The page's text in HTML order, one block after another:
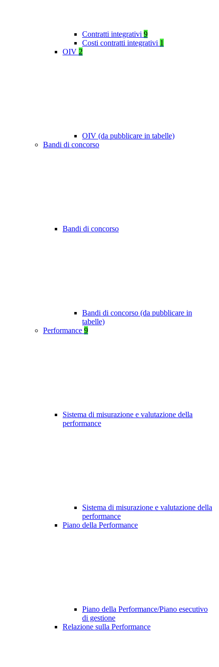
Contratti integrativi 9
Costi contratti integrativi 1
OIV 2
OIV (da pubblicare in tabelle)
Bandi di concorso
Bandi di concorso
Bandi di concorso (da pubblicare in
tabelle)
Performance 9
Sistema di misurazione e valutazione della
performance
Sistema di misurazione e valutazione della
performance
Piano della Performance
Piano della Performance/Piano esecutivo
di gestione
Relazione sulla Performance